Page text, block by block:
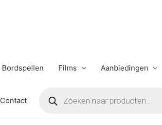
Bordspellen Films Aanbiedingen
Contact